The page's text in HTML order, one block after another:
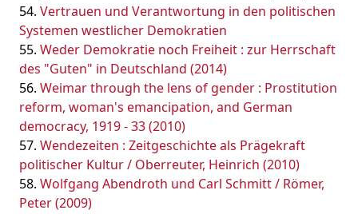
Vertrauen und Verantwortung in den politischen
Systemen westlicher Demokratien
Weder Demokratie noch Freiheit : zur Herrschaft
des "Guten" in Deutschland (2014)
Weimar through the lens of gender : Prostitution
reform, woman's emancipation, and German
democracy, 1919 - 33 (2010)
Wendezeiten : Zeitgeschichte als Prägekraft
politischer Kultur / Oberreuter, Heinrich (2010)
Wolfgang Abendroth und Carl Schmitt / Römer,
Peter (2009)